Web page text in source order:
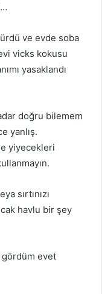
ve evde soba
vicks kokusu
yasaklandı
doğru bilemem
yanlış.
yiyecekleri
sırtınızı
havlu bir şey
gördüm evet